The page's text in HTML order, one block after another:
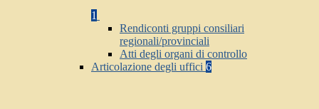
1
Rendiconti gruppi consiliari
regionali/provinciali
Atti degli organi di controllo
Articolazione degli uffici 6